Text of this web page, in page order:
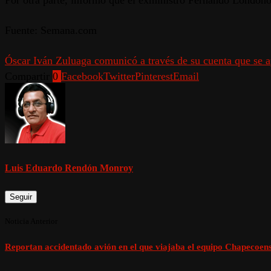
Óscar Iván Zuluaga comunicó a través de su cuenta que se
0 FacebookTwitterPinterestEmail
Luis Eduardo Rendón Monroy
Seguir
Reportan accidentado avión en el que viajaba el equipo